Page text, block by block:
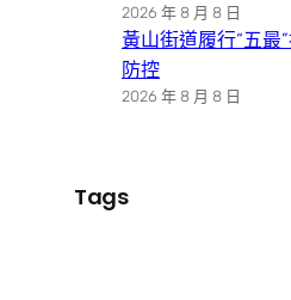
2026 年 8 月 8 日
黃山街道履行“五最
防控
2026 年 8 月 8 日
Tags